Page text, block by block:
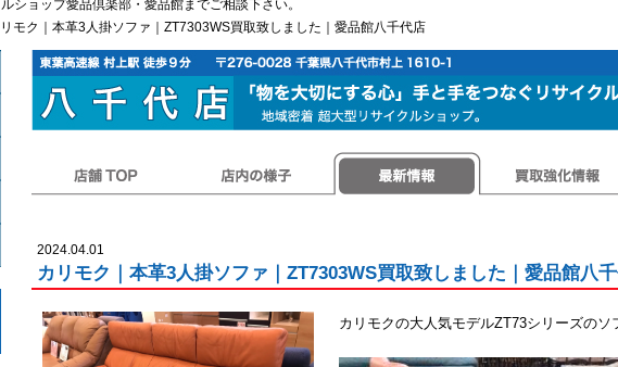
ショップ愛品倶楽部・愛品館までご相談下さい。
モク｜本革3人掛ソファ｜ZT7303WS買取致しました｜愛品館八千代店
2024.04.01
カリモク｜本革3人掛ソファ｜ZT7303WS買取致しました｜愛品館八
カリモクの大人気モデルZT73シリーズのソ